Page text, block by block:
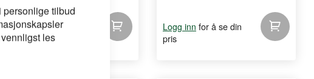
personlige tilbud
les
Logg inn for å se din
pris
Logg inn for å se din
pris